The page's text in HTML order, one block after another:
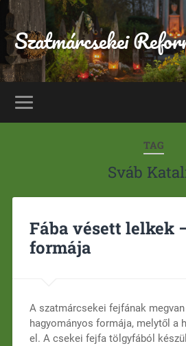
Szatmárcsekei
TAG
Sváb
Fába vésett lelkek
formája
A szatmárcsekei fejfának
hagyományos formája, melytől a
el. A csekei fejfa tölgyfából